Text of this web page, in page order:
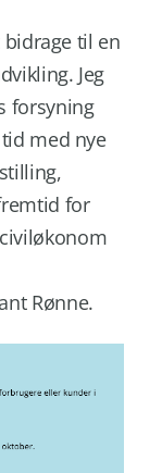
til en
Jeg
forsyning
med nye
for
Rønne.